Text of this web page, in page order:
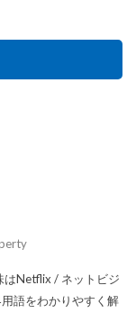
はNetflix / ネットビジ
語をわかりやすく解